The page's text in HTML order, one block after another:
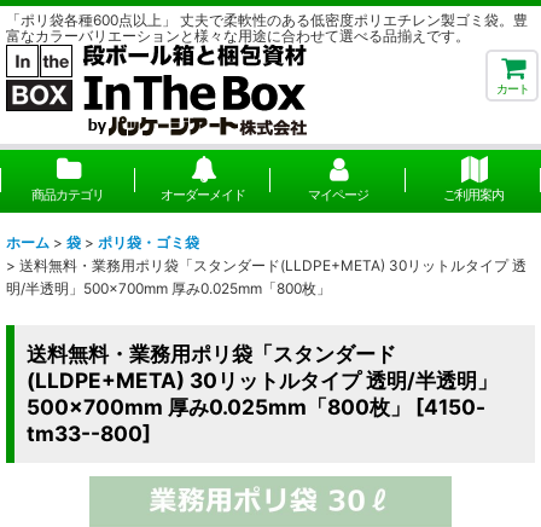
「ポリ袋各種600点以上」 丈夫で柔軟性のある低密度ポリエチレン製ゴミ袋。豊
富なカラーバリエーションと様々な用途に合わせて選べる品揃えです。
カート
商品カテゴリ オーダーメイド マイページ ご利用案内
ホーム > 袋 > ポリ袋・ゴミ袋
> 送料無料・業務用ポリ袋「スタンダード(LLDPE+META) 30リットルタイプ 透
明/半透明」500×700mm 厚み0.025mm「800枚」
送料無料・業務用ポリ袋「スタンダード
(LLDPE+META) 30リットルタイプ 透明/半透明」
500×700mm 厚み0.025mm「800枚」
[4150-
tm33--800]